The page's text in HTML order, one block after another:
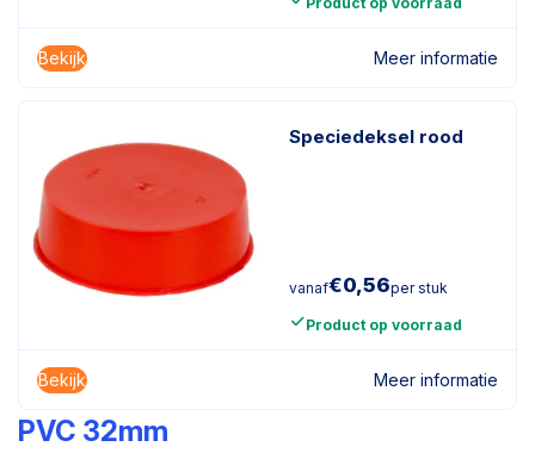
Bekijk Meer informatie
Speciedeksel rood
vanaf€0,56per stuk
Product op voorraad
Bekijk Meer informatie
PVC 32mm